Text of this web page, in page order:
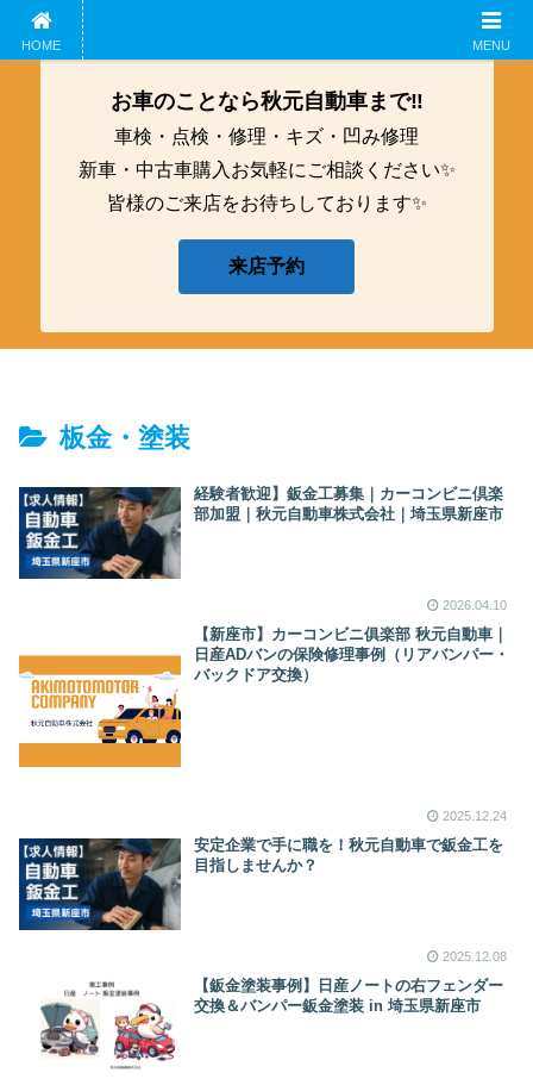
ホーム アクセス
お車のことなら秋元自動車まで‼️
車検・点検・修理・キズ・凹み修理
新車・中古車購入お気軽にご相談ください✨
皆様のご来店をお待ちしております✨
来店予約
板金・塗装
経験者歓迎】鈑金工募集｜カーコンビニ倶楽
部加盟｜秋元自動車株式会社｜埼玉県新座市
2026.04.10
【新座市】カーコンビニ俱楽部 秋元自動車｜
日産ADバンの保険修理事例（リアバンパー・
バックドア交換）
2025.12.24
安定企業で手に職を！秋元自動車で鈑金工を
目指しませんか？
2025.12.08
【鈑金塗装事例】日産ノートの右フェンダー
交換＆バンパー鈑金塗装 in 埼玉県新座市
HOME MENU